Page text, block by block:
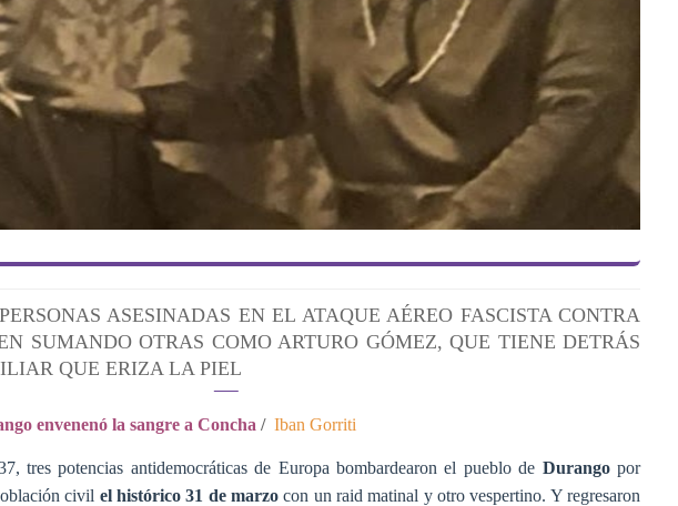
ASESINADAS EN EL ATAQUE AÉREO FASCISTA CONTRA
SUMANDO OTRAS COMO ARTURO GÓMEZ, QUE TIENE DETRÁS
QUE ERIZA LA PIEL
envenenó la sangre a Concha / Iban Gorriti
tres potencias antidemocráticas de Europa bombardearon el pueblo de Durangopor
civil el histórico 31 de marzocon un raid matinal y otro vespertino. Y regresaron